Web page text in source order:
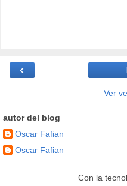
‹
Ver
autor del blog
Oscar Fafian
Oscar Fafian
Con la